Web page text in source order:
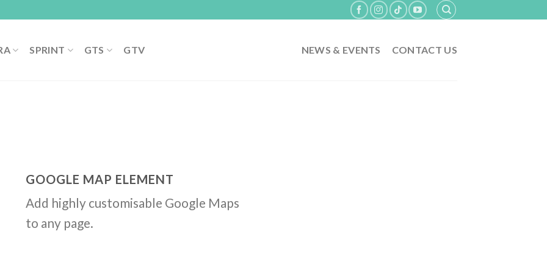
SPRINT GTS GTV NEWS & EVENTS CONTACT US
GOOGLE MAP ELEMENT
Add highly customisable Google Maps
to any page.